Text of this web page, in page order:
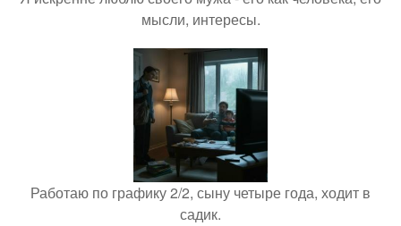
мысли, интересы.
Работаю по графику 2/2, сыну четыре года, ходит в
садик.